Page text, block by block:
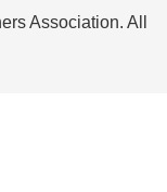
Association. All